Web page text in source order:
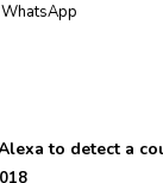
WhatsApp
to detect a